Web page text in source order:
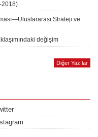
2018)
Strateji ve
değişim
Diğer Yazılar